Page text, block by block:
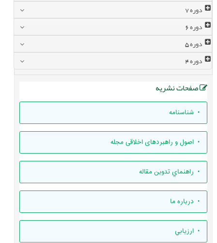
دوره7
دوره6
دوره5
دوره4
صفحات نشریه
• شناسنامه
• اصول و راهبردهای اخلاقی مجله
• راهنماي تدوين مقاله
• درباره ما
• ارزيابي